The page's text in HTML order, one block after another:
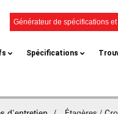
Générateur de spécifications
Spécifications